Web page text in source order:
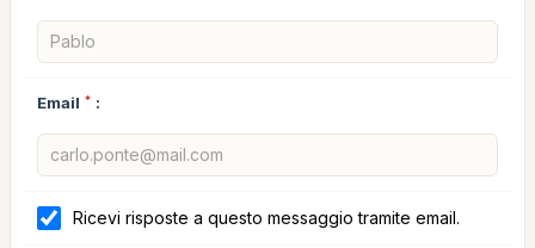
Email * :
Ricevi risposte a questo messaggio tramite email.